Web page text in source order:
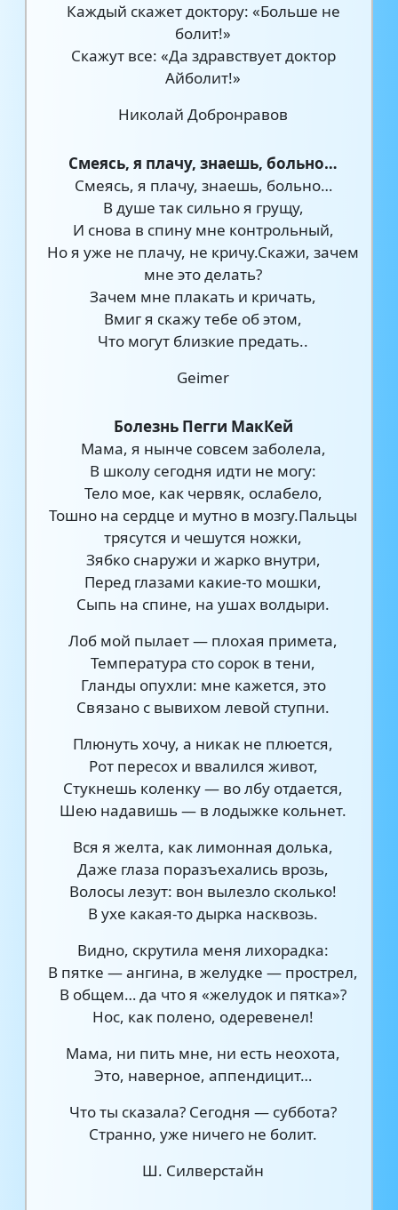
Каждый скажет доктору: «Больше не
болит!»
Скажут все: «Да здравствует доктор
Айболит!»
Николай Добронравов
Смеясь, я плачу, знаешь, больно…
Смеясь, я плачу, знаешь, больно…
В душе так сильно я грущу,
И снова в спину мне контрольный,
Но я уже не плачу, не кричу.Скажи, зачем
мне это делать?
Зачем мне плакать и кричать,
Вмиг я скажу тебе об этом,
Что могут близкие предать..
Geimer
Болезнь Пегги МакКей
Мама, я нынче совсем заболела,
В школу сегодня идти не могу:
Тело мое, как червяк, ослабело,
Тошно на сердце и мутно в мозгу.Пальцы
трясутся и чешутся ножки,
Зябко снаружи и жарко внутри,
Перед глазами какие-то мошки,
Сыпь на спине, на ушах волдыри.
Лоб мой пылает — плохая примета,
Температура сто сорок в тени,
Гланды опухли: мне кажется, это
Связано с вывихом левой ступни.
Плюнуть хочу, а никак не плюется,
Рот пересох и ввалился живот,
Стукнешь коленку — во лбу отдается,
Шею надавишь — в лодыжке кольнет.
Вся я желта, как лимонная долька,
Даже глаза поразъехались врозь,
Волосы лезут: вон вылезло сколько!
В ухе какая-то дырка насквозь.
Видно, скрутила меня лихорадка:
В пятке — ангина, в желудке — прострел,
В общем… да что я «желудок и пятка»?
Нос, как полено, одеревенел!
Мама, ни пить мне, ни есть неохота,
Это, наверное, аппендицит…
Что ты сказала? Сегодня — суббота?
Странно, уже ничего не болит.
Ш. Силверстайн